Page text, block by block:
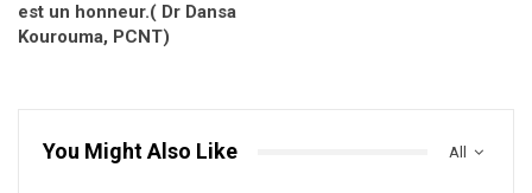
est un honneur.( Dr Dansa
Kourouma, PCNT)
All
You Might Also Like